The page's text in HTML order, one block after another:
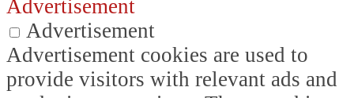
Advertisement
Advertisement
Advertisement cookies are used to
provide visitors with relevant ads and